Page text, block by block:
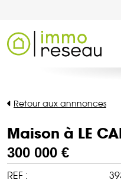
Retour aux annnonces
Maison à LE
300 000 €
REF :